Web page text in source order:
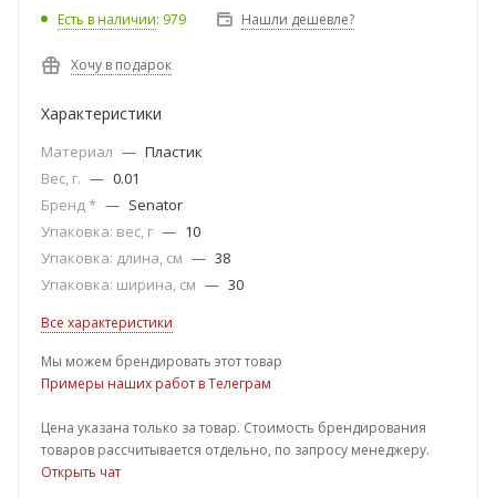
Есть в наличии: 979 Нашли дешевле?
Хочу в подарок
Характеристики
Материал — Пластик
Вес, г. — 0.01
Бренд * — Senator
Упаковка: вес, г — 10
Упаковка: длина, см — 38
Упаковка: ширина, см — 30
Все характеристики
Мы можем брендировать этот товар
Примеры наших работ в Телеграм
Цена указана только за товар. Стоимость брендирования
товаров рассчитывается отдельно, по запросу менеджеру.
Открыть чат